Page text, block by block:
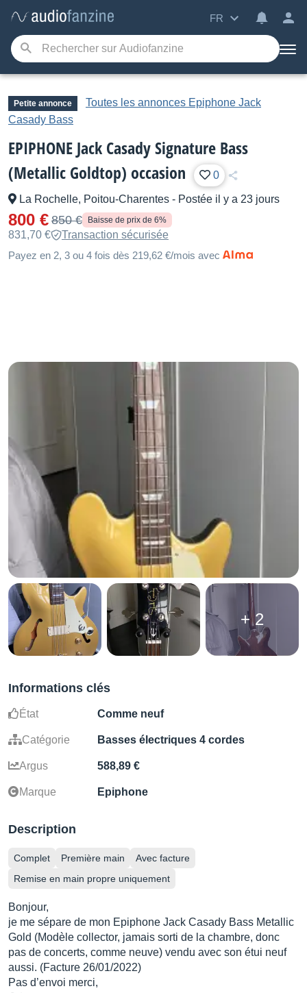
FR
Petite annonce
Toutes les annonces Epiphone Jack
Casady Bass
EPIPHONE Jack Casady Signature Bass
(Metallic Goldtop) occasion
0
La Rochelle, Poitou-Charentes - Postée il y a 23 jours
800 € 850 € Baisse de prix de 6%
831,70 €
Transaction sécurisée
Payez en 2, 3 ou 4 fois dès 219,62 €/mois avec
+ 2
Informations clés
État Comme neuf
Catégorie Basses électriques 4 cordes
Argus 588,89 €
Marque Epiphone
Description
Complet Première main
Avec facture
Remise en main propre uniquement
Bonjour,
je me sépare de mon Epiphone Jack Casady Bass Metallic
Gold (Modèle collector, jamais sorti de la chambre, donc
pas de concerts, comme neuve) vendu avec son étui neuf
aussi. (Facture 26/01/2022)
Pas d’envoi merci,